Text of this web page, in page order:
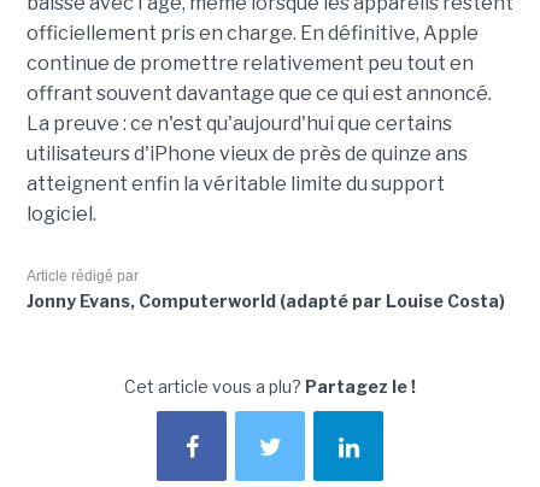
officiellement pris en charge. En définitive, Apple
continue de promettre relativement peu tout en
offrant souvent davantage que ce qui est annoncé.
La preuve : ce n'est qu'aujourd'hui que certains
utilisateurs d'iPhone vieux de près de quinze ans
atteignent enfin la véritable limite du support
logiciel.
Article rédigé par
Jonny Evans, Computerworld (adapté par Louise Costa)
Cet article vous a plu? Partagez le !